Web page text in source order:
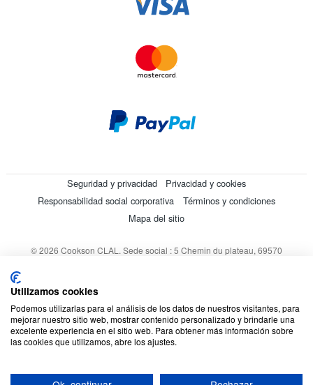
Seguridad y privacidad
Privacidad y cookies
Responsabilidad social corporativa
Términos y condiciones
Mapa del sitio
© 2026 Cookson CLAL. Sede social : 5 Chemin du plateau, 69570
Utilizamos cookies
Podemos utilizarlas para el análisis de los datos de nuestros visitantes, para
mejorar nuestro sitio web, mostrar contenido personalizado y brindarle una
excelente experiencia en el sitio web. Para obtener más información sobre
las cookies que utilizamos, abre los ajustes.